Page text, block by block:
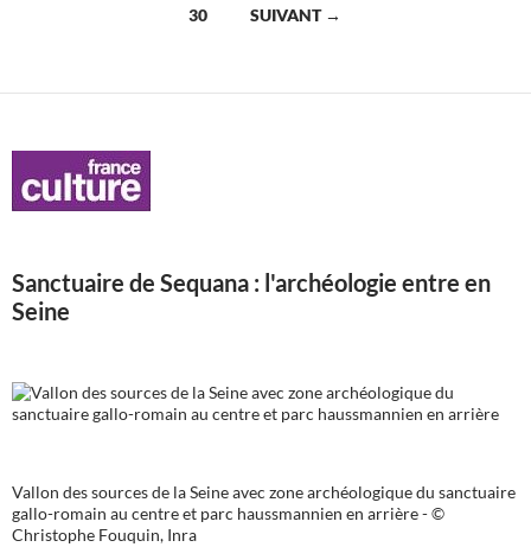
30 SUIVANT →
Sanctuaire de Sequana : l'archéologie entre en
Seine
Vallon des sources de la Seine avec zone archéologique du sanctuaire
gallo-romain au centre et parc haussmannien en arrière - ©
Christophe Fouquin, Inra